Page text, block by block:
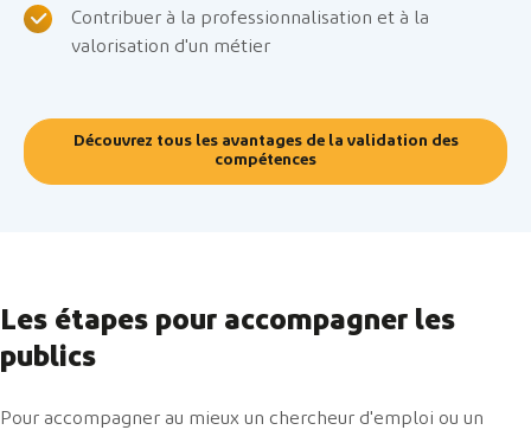
Contribuer à la professionnalisation et à la
valorisation d'un métier
Découvrez tous les avantages de la validation des
compétences
Les étapes pour accompagner les
publics
Pour accompagner au mieux un chercheur d'emploi ou un